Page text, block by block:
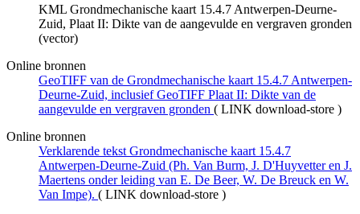
KML Grondmechanische kaart 15.4.7 Antwerpen-Deurne-
Zuid, Plaat II: Dikte van de aangevulde en vergraven gronden
(vector)
Online bronnen
GeoTIFF van de Grondmechanische kaart 15.4.7 Antwerpen-
Deurne-Zuid, inclusief GeoTIFF Plaat II: Dikte van de
aangevulde en vergraven gronden ( LINK download-store )
Online bronnen
Verklarende tekst Grondmechanische kaart 15.4.7
Antwerpen-Deurne-Zuid (Ph. Van Burm, J. D'Huyvetter en J.
Maertens onder leiding van E. De Beer, W. De Breuck en W.
Van Impe). ( LINK download-store )